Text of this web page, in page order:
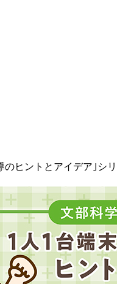
ヒントとアイデア｣シリ